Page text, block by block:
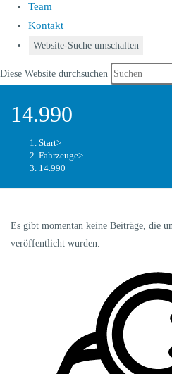
Team
Kontakt
Website-Suche umschalten
Diese Website durchsuchen
14.990
Start>
Fahrzeuge>
14.990
Es gibt momentan keine Beiträge, die
veröffentlicht wurden.